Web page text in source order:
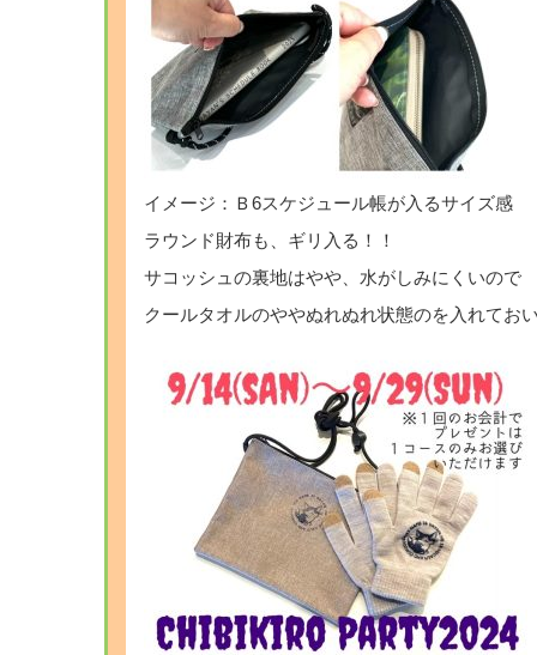
イメージ：Ｂ6スケジュール帳が入るサイズ感
ラウンド財布も、ギリ入る！！
サコッシュの裏地はやや、水がしみにくいので
クールタオルのややぬれぬれ状態のを入れてお